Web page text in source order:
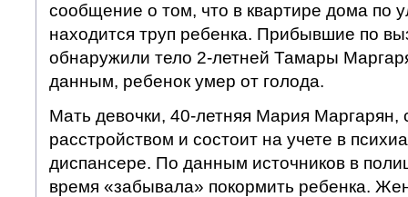
сообщение о том, что в квартире дома по
находится труп ребенка. Прибывшие по
обнаружили тело 2-летней Тамары
данным, ребенок умер от голода.
Мать девочки, 40-летняя Мария Маргарян,
расстройством и состоит на учете в
диспансере. По данным источников в
время «забывала» покормить ребенка.